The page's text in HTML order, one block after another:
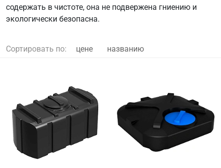
содержать в чистоте, она не подвержена гниению и
экологически безопасна.
Сортировать по: цене названию